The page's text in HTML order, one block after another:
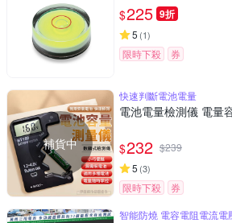
$225 9折
5 (1)
限時下殺 券
補貨中
快速判斷電池電量
電池電量檢測儀 電量
$232 $239
5 (3)
限時下殺
券
智能防燒 電容電阻電流電